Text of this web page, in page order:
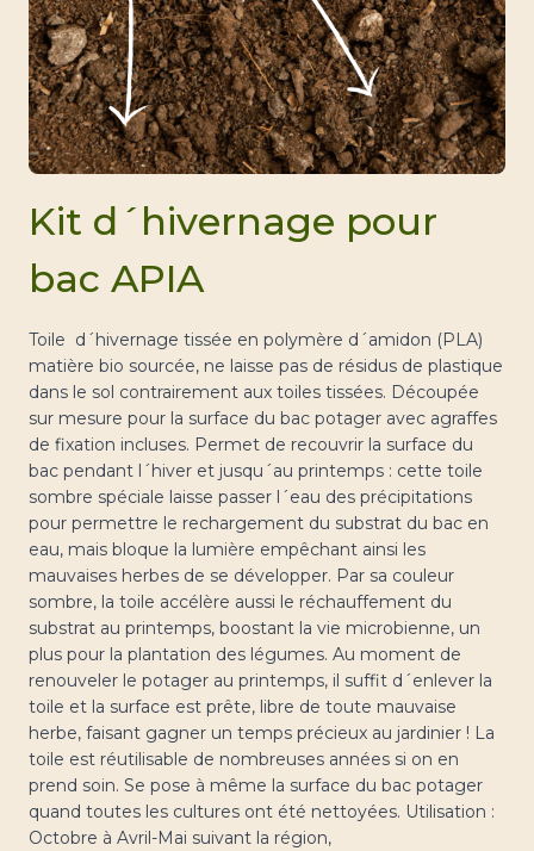
Kit d´hivernage pour
bac APIA
Toile d´hivernage tissée en polymère d´amidon (PLA)
matière bio sourcée, ne laisse pas de résidus de plastique
dans le sol contrairement aux toiles tissées. Découpée
sur mesure pour la surface du bac potager avec agraffes
de fixation incluses. Permet de recouvrir la surface du
bac pendant l´hiver et jusqu´au printemps : cette toile
sombre spéciale laisse passer l´eau des précipitations
pour permettre le rechargement du substrat du bac en
eau, mais bloque la lumière empêchant ainsi les
mauvaises herbes de se développer. Par sa couleur
sombre, la toile accélère aussi le réchauffement du
substrat au printemps, boostant la vie microbienne, un
plus pour la plantation des légumes. Au moment de
renouveler le potager au printemps, il suffit d´enlever la
toile et la surface est prête, libre de toute mauvaise
herbe, faisant gagner un temps précieux au jardinier ! La
toile est réutilisable de nombreuses années si on en
prend soin. Se pose à même la surface du bac potager
quand toutes les cultures ont été nettoyées. Utilisation :
Octobre à Avril-Mai suivant la région,